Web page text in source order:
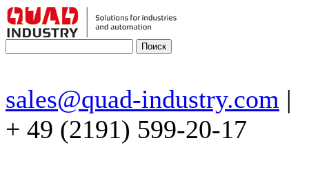
sales@quad-industry.com |
+ 49 (2191) 599-20-17